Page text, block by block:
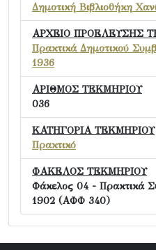
Δημοτική Βιβλιοθήκη
ΑΡΧΕΙΟ ΠΡΟΕΛΕΥΣΗΣ
Πρακτικά Δημοτικού
1936
ΑΡΙΘΜΟΣ ΤΕΚΜΗΡΙΟΥ
036
ΚΑΤΗΓΟΡΙΑ ΤΕΚΜΗΡΙΟΥ
Πρακτικό
ΦΑΚΕΛΟΣ ΤΕΚΜΗΡΙΟΥ
Φάκελος 04 - Πρακτικά
1902 (ΑΦΦ 340)